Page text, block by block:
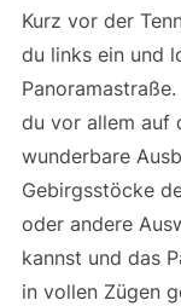
Kurz vor der
du links ein und
du vor allem auf
wunderbare
Gebirgsstöcke
oder andere
kannst und das
in vollen Zügen